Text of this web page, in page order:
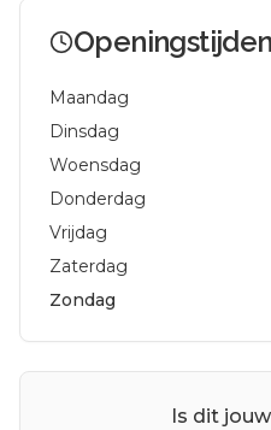
Openingstijden
Maandag
Dinsdag
Woensdag
Donderdag
Vrijdag
Zaterdag
Zondag
Is dit